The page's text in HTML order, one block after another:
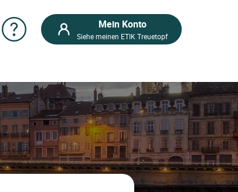
Mein Konto
Siehe meinen ETIK Treuetopf